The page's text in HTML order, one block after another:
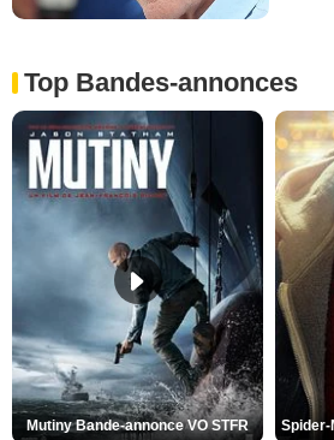
Top Bandes-annonces
Mutiny Bande-annonce VO STFR